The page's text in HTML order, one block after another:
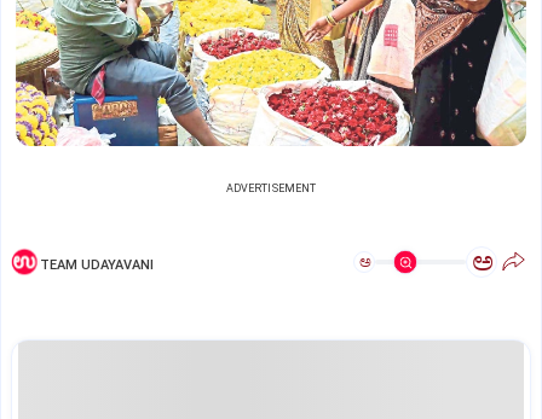
ADVERTISEMENT
TEAM UDAYAVANI ಅ ಅ